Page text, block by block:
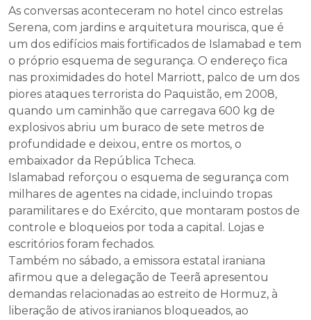
As conversas aconteceram no hotel cinco estrelas
Serena, com jardins e arquitetura mourisca, que é
um dos edifícios mais fortificados de Islamabad e tem
o próprio esquema de segurança. O endereço fica
nas proximidades do hotel Marriott, palco de um dos
piores ataques terrorista do Paquistão, em 2008,
quando um caminhão que carregava 600 kg de
explosivos abriu um buraco de sete metros de
profundidade e deixou, entre os mortos, o
embaixador da República Tcheca.
Islamabad reforçou o esquema de segurança com
milhares de agentes na cidade, incluindo tropas
paramilitares e do Exército, que montaram postos de
controle e bloqueios por toda a capital. Lojas e
escritórios foram fechados.
Também no sábado, a emissora estatal iraniana
afirmou que a delegação de Teerã apresentou
demandas relacionadas ao estreito de Hormuz, à
liberação de ativos iranianos bloqueados, ao